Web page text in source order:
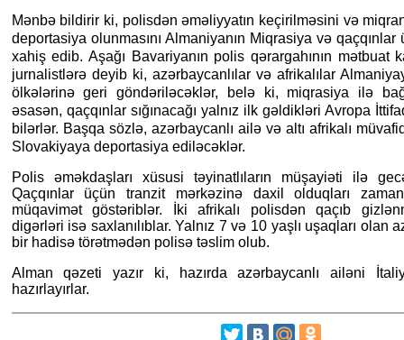
Mənbə bildirir ki, polisdən əməliyyatın keçirilməsini və
deportasiya olunmasını Almaniyanın Miqrasiya və
xahiş edib. Aşağı Bavariyanın polis qərargahının mətbuat
jurnalistlərə deyib ki, azərbaycanlılar və afrikalılar
ölkələrinə geri göndəriləcəklər, belə ki, miqrasiya ilə
əsasən, qaçqınlar sığınacağı yalnız ilk gəldikləri Avropa
bilərlər. Başqa sözlə, azərbaycanlı ailə və altı afrikalı
Slovakiyaya deportasiya ediləcəklər.
Polis əməkdaşları xüsusi təyinatlıların müşayiəti ilə
Qaçqınlar üçün tranzit mərkəzinə daxil olduqları
müqavimət göstəriblər. İki afrikalı polisdən qaçıb
digərləri isə saxlanılıblar. Yalnız 7 və 10 yaşlı uşaqları olan
bir hadisə törətmədən polisə təslim olub.
Alman qəzeti yazır ki, hazırda azərbaycanlı ailəni
hazırlayırlar.